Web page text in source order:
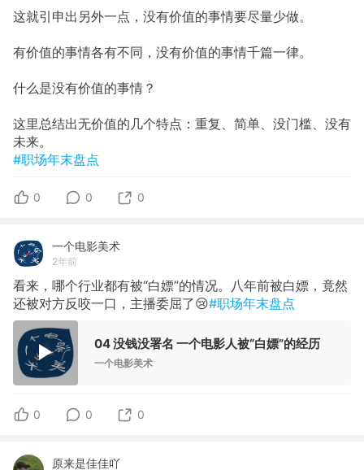
这就引申出另外一点，没有价值的事情要尽量少做。
有价值的事情各有不同，没有价值的事情千篇一律。
什么是没有价值的事情？
这里总结出无价值的几个特点：重复、简单、没门槛、没有
未来。
#职场年末盘点
0 0 0
一个电影美术
2年前
看来，哪个行业都有被“白嫖”的情况。八年前被白嫖，竟然
还被对方反咬一口，主播委屈了😢#职场年末盘点
04 没钱没署名 一个电影人被“白嫖”的经历
一个电影美术
0 0 0
原来是佳佳吖